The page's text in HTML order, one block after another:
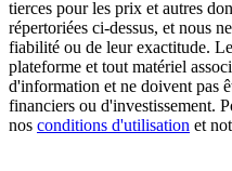
USDT New User
USDT Flexible Staking |
tierces pour les prix et autres
répertoriées ci-dessus, et nous
fiabilité ou de leur exactitude.
plateforme et tout matériel
d'information et ne doivent pas
financiers ou d'investissement.
nos conditions d'utilisation et